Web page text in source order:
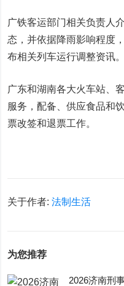
广铁客运部门相关负责人
态，并依据降雨影响程度
布相关列车运行调整资讯。
广东和湖南各大火车站、
服务，配备、供应食品和
票改签和退票工作。
关于作者:法制生活
为您推荐
2026济南刑